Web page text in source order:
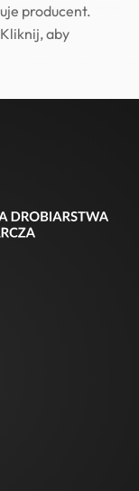
producent.
Kliknij, aby